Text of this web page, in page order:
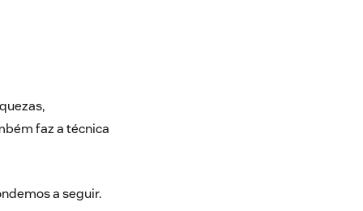
faz a técnica
a seguir.